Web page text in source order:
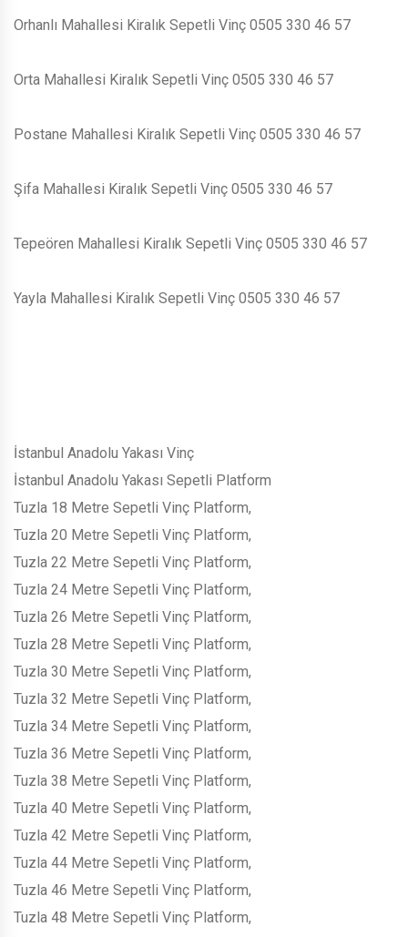
Orhanlı Mahallesi Kiralık Sepetli Vinç 0505 330 46 57
Orta Mahallesi Kiralık Sepetli Vinç 0505 330 46 57
Postane Mahallesi Kiralık Sepetli Vinç 0505 330 46 57
Şifa Mahallesi Kiralık Sepetli Vinç 0505 330 46 57
Tepeören Mahallesi Kiralık Sepetli Vinç 0505 330 46 57
Yayla Mahallesi Kiralık Sepetli Vinç 0505 330 46 57
İstanbul Anadolu Yakası Vinç
İstanbul Anadolu Yakası Sepetli Platform
Tuzla 18 Metre Sepetli Vinç Platform,
Tuzla 20 Metre Sepetli Vinç Platform,
Tuzla 22 Metre Sepetli Vinç Platform,
Tuzla 24 Metre Sepetli Vinç Platform,
Tuzla 26 Metre Sepetli Vinç Platform,
Tuzla 28 Metre Sepetli Vinç Platform,
Tuzla 30 Metre Sepetli Vinç Platform,
Tuzla 32 Metre Sepetli Vinç Platform,
Tuzla 34 Metre Sepetli Vinç Platform,
Tuzla 36 Metre Sepetli Vinç Platform,
Tuzla 38 Metre Sepetli Vinç Platform,
Tuzla 40 Metre Sepetli Vinç Platform,
Tuzla 42 Metre Sepetli Vinç Platform,
Tuzla 44 Metre Sepetli Vinç Platform,
Tuzla 46 Metre Sepetli Vinç Platform,
Tuzla 48 Metre Sepetli Vinç Platform,